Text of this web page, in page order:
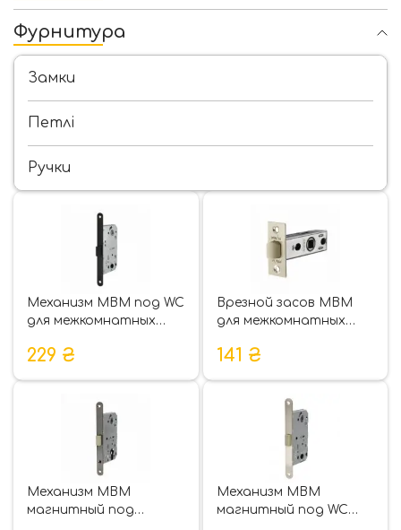
Фурнитура
Замки
Петлі
Ручки
Механизм МВМ под WC
для межкомнатных
229 ₴
Врезной засов МВМ
для межкомнатных
141 ₴
Механизм МВМ
магнитный под
Механизм МВМ
магнитный под WC